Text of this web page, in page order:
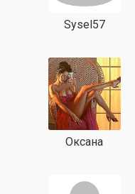
Sysel57
Оксана